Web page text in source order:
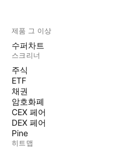
제품 그 이상
수퍼차트
스크리너
주식
ETF
채권
암호화폐
CEX 페어
DEX 페어
Pine
히트맵